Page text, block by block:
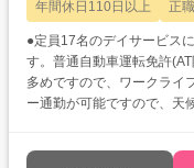
年間休日110日以上 正
●定員17名のデイサービス
す。普通自動車運転免許
多めですので、ワークライ
ー通勤が可能ですので、天